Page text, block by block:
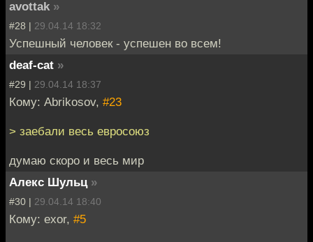
avottak »
#28 | 29.04.14 18:32
Успешный человек - успешен во всем!
deaf-cat »
#29 | 29.04.14 18:37
Кому: Abrikosov, #23
> заебали весь евросоюз
думаю скоро и весь мир
Алекс Шульц »
#30 | 29.04.14 18:40
Кому: exor, #5